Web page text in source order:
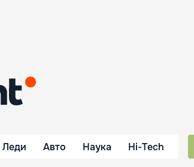
Леди Авто Наука Hi-Tech